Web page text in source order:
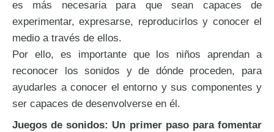
es más necesaria para que sean capaces de
experimentar, expresarse, reproducirlos y conocer el
medio a través de ellos.
Por ello, es importante que los niños aprendan a
reconocer los sonidos y de dónde proceden, para
ayudarles a conocer el entorno y sus componentes y
ser capaces de desenvolverse en él.
Juegos de sonidos: Un primer paso para fomentar